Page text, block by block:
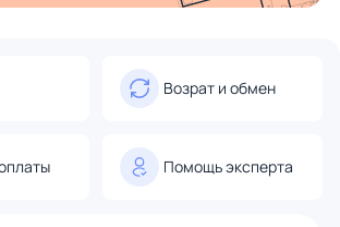
Возрат и обмен
Помощь эксперта